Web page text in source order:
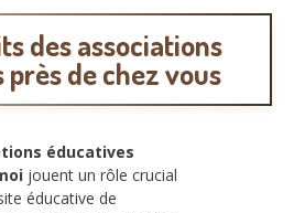
des associations
de chez vous
éducatives
jouent un rôle crucial
éducative de